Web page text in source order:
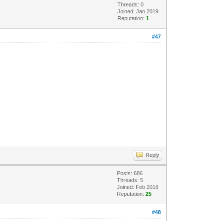
Threads: 0
Joined: Jan 2019
Reputation:1
#47
Reply
Posts: 686
Threads: 5
Joined: Feb 2016
Reputation:25
#48